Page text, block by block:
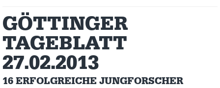
GÖTTINGER
TAGEBLATT
27.02.2013
16 ERFOLGREICHE JUNGFORSCHER